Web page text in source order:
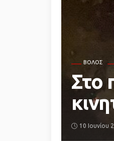
ΒΌΛΟΣ
Στο
10 Ιουνίου